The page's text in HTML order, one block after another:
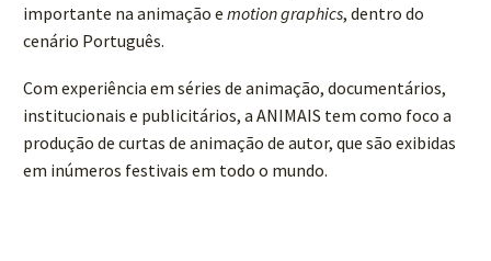
importante na animação e motion graphics, dentro do
cenário Português.
Com experiência em séries de animação, documentários,
institucionais e publicitários, a ANIMAIS tem como foco a
produção de curtas de animação de autor, que são exibidas
em inúmeros festivais em todo o mundo.